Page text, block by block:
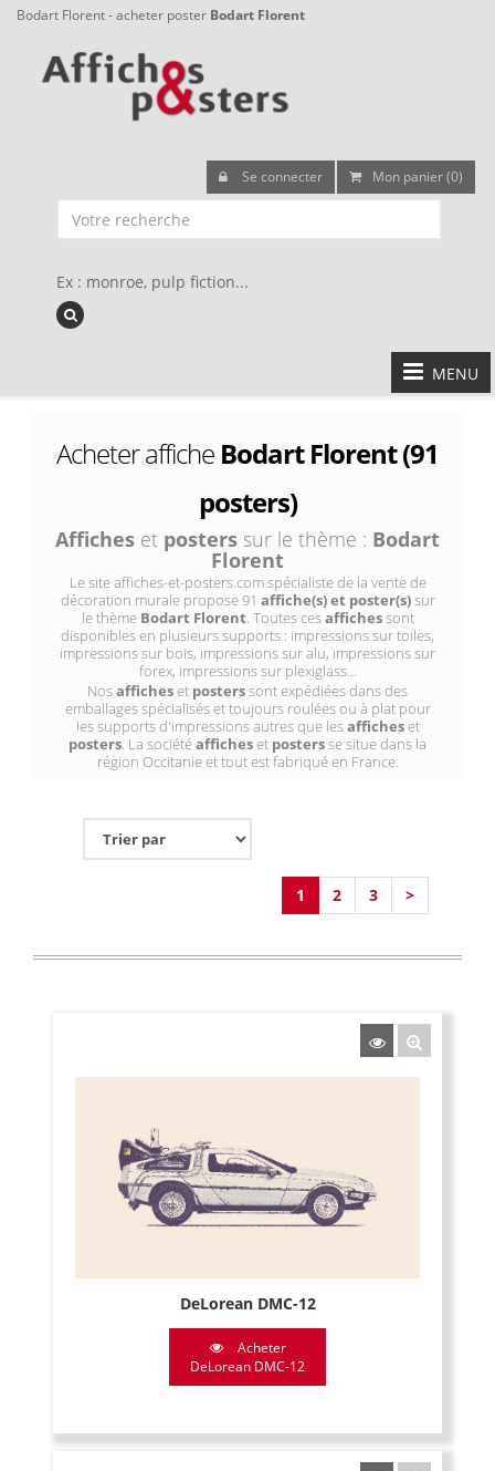
Bodart Florent - acheter poster Bodart Florent
Se connecter Mon panier (0)
Ex : monroe, pulp fiction...
MENU
Acheter affiche Bodart Florent (91
posters)
Affiches et posters sur le thème : Bodart
Florent
Le site affiches-et-posters.com spécialiste de la vente de
décoration murale propose 91 affiche(s) et poster(s)sur
le thème Bodart Florent. Toutes cesaffichessont
disponibles en plusieurs supports : impressions sur toiles,
impressions sur bois, impressions sur alu, impressions sur
forex, impressions sur plexiglass...
Nosafficheset posterssont expédiées dans des
emballages spécialisés et toujours roulées ou à plat pour
les supports d'impressions autres que lesafficheset
posters. La sociétéafficheset postersse situe dans la
région Occitanie et tout est fabriqué en France.
1 2 3 >
DeLorean DMC-12
Acheter
DeLorean DMC-12